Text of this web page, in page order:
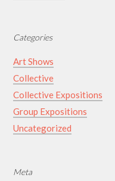
Categories
Art Shows
Collective
Collective Expositions
Group Expositions
Uncategorized
Meta